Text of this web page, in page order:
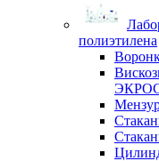
полиэтилена